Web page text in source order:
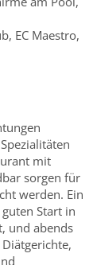
EC Maestro,
mit
sorgen für
werden. Ein
Start in
und abends